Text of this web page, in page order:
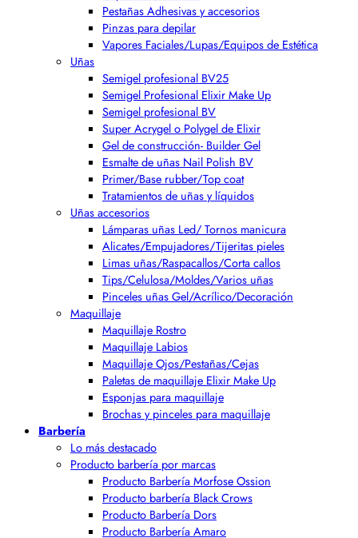
Pestañas Adhesivas y accesorios
Pinzas para depilar
Vapores Faciales/Lupas/Equipos de Estética
Uñas
Semigel profesional BV25
Semigel Profesional Elixir Make Up
Semigel profesional BV
Super Acrygel o Polygel de Elixir
Gel de construcción- Builder Gel
Esmalte de uñas Nail Polish BV
Primer/Base rubber/Top coat
Tratamientos de uñas y líquidos
Uñas accesorios
Lámparas uñas Led/ Tornos manicura
Alicates/Empujadores/Tijeritas pieles
Limas uñas/Raspacallos/Corta callos
Tips/Celulosa/Moldes/Varios uñas
Pinceles uñas Gel/Acrílico/Decoración
Maquillaje
Maquillaje Rostro
Maquillaje Labios
Maquillaje Ojos/Pestañas/Cejas
Paletas de maquillaje Elixir Make Up
Esponjas para maquillaje
Brochas y pinceles para maquillaje
Barbería
Lo más destacado
Producto barbería por marcas
Producto Barbería Morfose Ossion
Producto barbería Black Crows
Producto Barbería Dors
Producto Barbería Amaro